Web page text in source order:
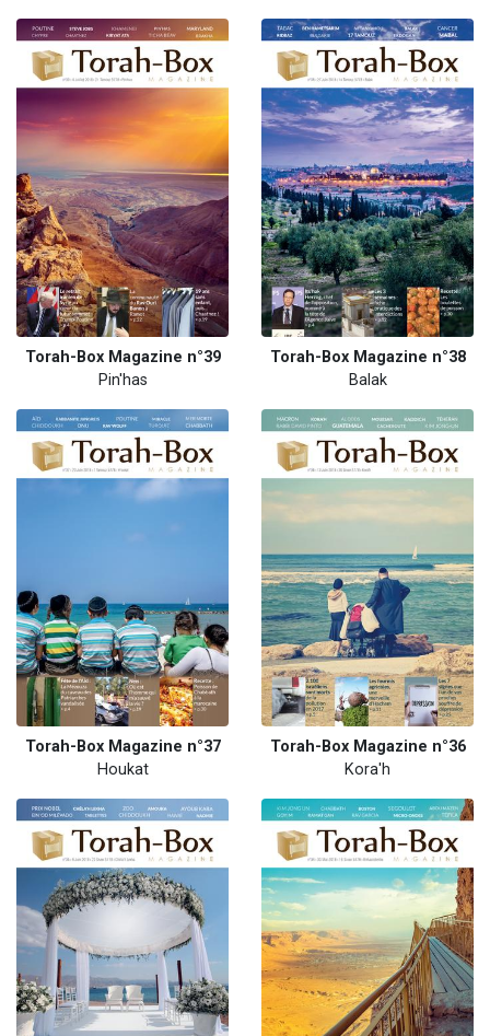
Torah-Box Magazine n°39
Pin'has
Torah-Box Magazine n°38
Balak
Torah-Box Magazine n°37
Houkat
Torah-Box Magazine n°36
Kora'h